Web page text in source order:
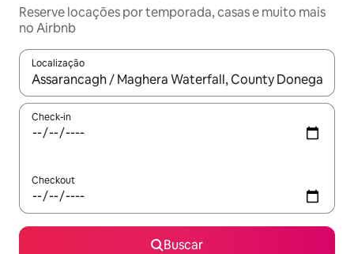
Reserve locações por temporada, casas e muito mais
no Airbnb
Localização
Quando os resultados estiverem disponíveis, explore-os
Check-in
Checkout
Buscar